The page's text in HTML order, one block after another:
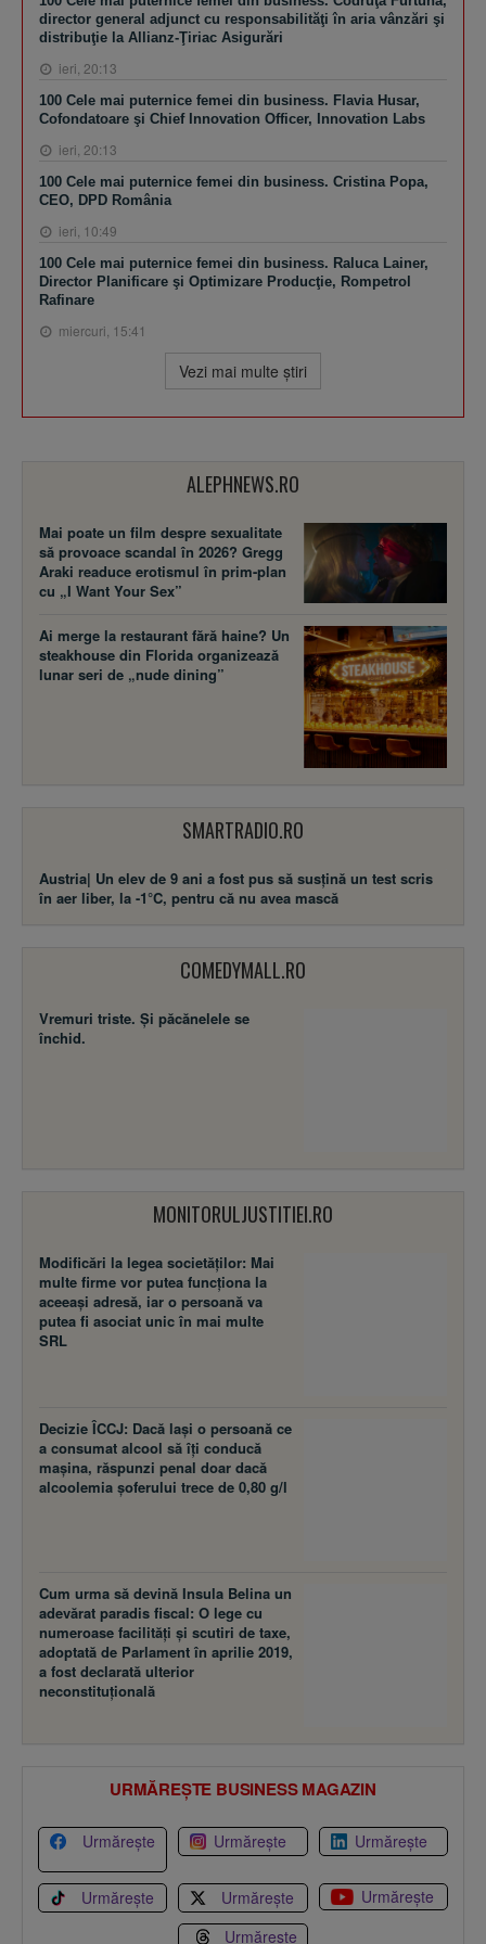
director general adjunct cu responsabilităţi în aria vânzări şi
distribuţie la Allianz-Ţiriac Asigurări
ieri, 20:13
100 Cele mai puternice femei din business. Flavia Husar,
Cofondatoare şi Chief Innovation Officer, Innovation Labs
ieri, 20:13
100 Cele mai puternice femei din business. Cristina Popa,
CEO, DPD România
ieri, 10:49
100 Cele mai puternice femei din business. Raluca Lainer,
Director Planificare şi Optimizare Producţie, Rompetrol
Rafinare
miercuri, 15:41
Vezi mai multe ştiri
ALEPHNEWS.RO
Mai poate un film despre sexualitate
să provoace scandal în 2026? Gregg
Araki readuce erotismul în prim-plan
cu „I Want Your Sex”
Ai merge la restaurant fără haine? Un
steakhouse din Florida organizează
lunar seri de „nude dining”
SMARTRADIO.RO
Austria| Un elev de 9 ani a fost pus să susţină un test scris
în aer liber, la -1°C, pentru că nu avea mască
COMEDYMALL.RO
Vremuri triste. Şi păcănelele se
închid.
MONITORULJUSTITIEI.RO
Modificări la legea societăţilor: Mai
multe firme vor putea funcţiona la
aceeaşi adresă, iar o persoană va
putea fi asociat unic în mai multe
SRL
Decizie ÎCCJ: Dacă laşi o persoană ce
a consumat alcool să îţi conducă
maşina, răspunzi penal doar dacă
alcoolemia şoferului trece de 0,80 g/l
Cum urma să devină Insula Belina un
adevărat paradis fiscal: O lege cu
numeroase facilităţi şi scutiri de taxe,
adoptată de Parlament în aprilie 2019,
a fost declarată ulterior
neconstituţională
URMĂREȘTE BUSINESS MAGAZIN
Urmărește Urmărește Urmărește
Urmărește Urmărește
Urmărește
Urmărește